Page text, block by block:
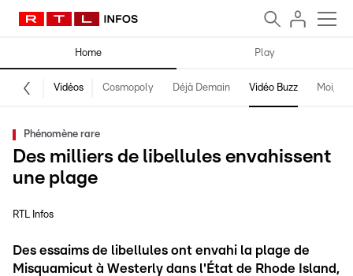
Home Play
Vidéos Cosmopoly Déjà Demain Vidéo Buzz Moi,
Phénomène rare
Des milliers de libellules envahissent
une plage
RTL Infos
Des essaims de libellules ont envahi la plage de
Misquamicut à Westerly dans l'État de Rhode Island,